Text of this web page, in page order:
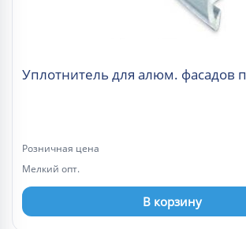
Уплотнитель для алюм. фасадов
Розничная цена
Мелкий опт.
В корзину